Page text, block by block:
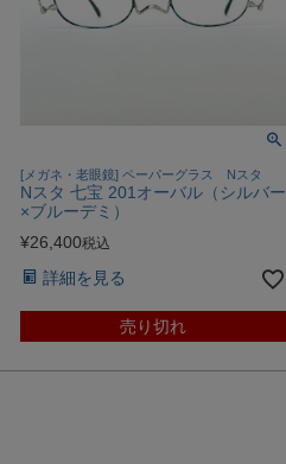
[メガネ・老眼鏡] ペーパーグラス Nスタ
Nスタ 七宝 201オーバル（シルバー
×ブルーデミ）
¥26,400税込
詳細を見る
売り切れ